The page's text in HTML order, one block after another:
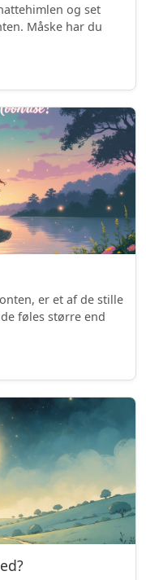
og set
Måske har du
er et af de stille
føles større end